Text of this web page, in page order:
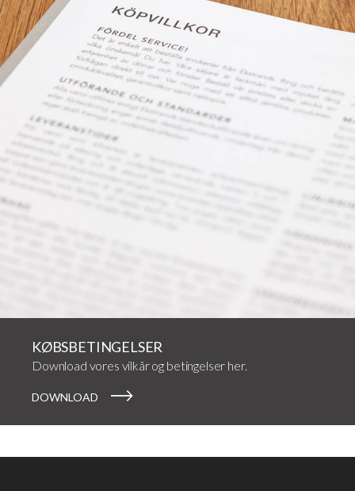
KØBSBETINGELSER
Download vores vilkår og betingelser her.
DOWNLOAD